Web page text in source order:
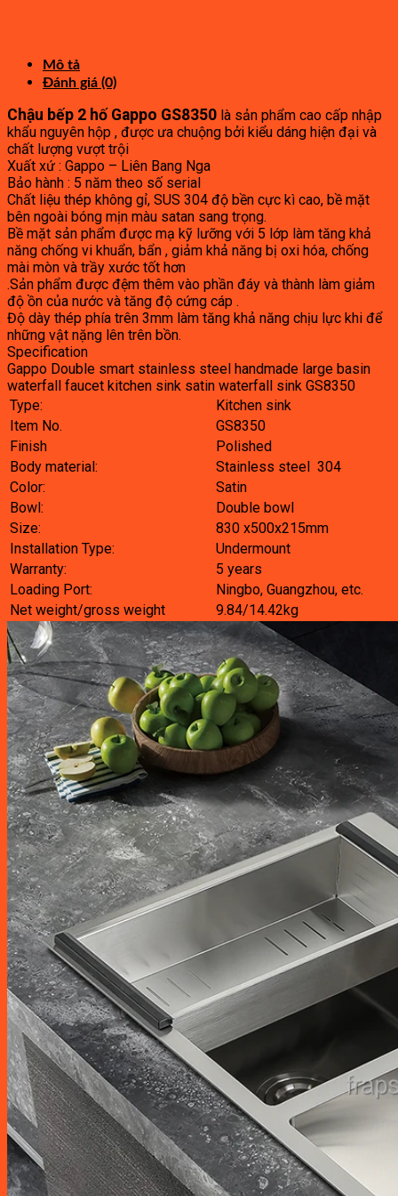
Mô tả
Đánh giá (0)
Chậu bếp 2 hố Gappo GS8350 là sản phẩm cao cấp nhập
khẩu nguyên hộp , được ưa chuộng bởi kiểu dáng hiện đại và
chất lượng vượt trội
Xuất xứ : Gappo – Liên Bang Nga
Bảo hành : 5 năm theo số serial
Chất liệu thép không gỉ, SUS 304 độ bền cực kì cao, bề mặt
bên ngoài bóng mịn màu satan sang trọng.
Bề mặt sản phẩm được mạ kỹ lưỡng với 5 lớp làm tăng khả
năng chống vi khuẩn, bẩn , giảm khả năng bị oxi hóa, chống
mài mòn và trầy xước tốt hơn
.Sản phẩm được đệm thêm vào phần đáy và thành làm giảm
độ ồn của nước và tăng độ cứng cáp .
Độ dày thép phía trên 3mm làm tăng khả năng chịu lực khi để
những vật nặng lên trên bồn.
Specification
Gappo Double smart stainless steel handmade large basin
waterfall faucet kitchen sink satin waterfall sink GS8350
Type:
Kitchen sink
Item No.
GS8350
Finish
Polished
Body material:
Stainless steel 304
Color:
Satin
Bowl:
Double bowl
Size:
830 x500x215mm
Installation Type:
Undermount
Warranty:
5 years
Loading Port:
Ningbo, Guangzhou, etc.
Net weight/gross weight
9.84/14.42kg